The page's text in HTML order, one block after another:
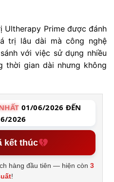
Ultherapy Prime được đánh
trị lâu dài mà công nghệ
với việc sử dụng nhiều
thời gian dài nhưng không
01/06/2026 ĐẾN
2026
kết thúc
hàng đầu tiên — hiện còn3
!